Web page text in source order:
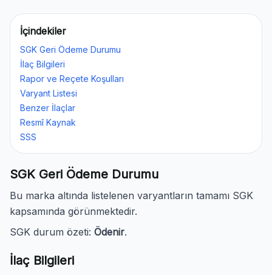
İçindekiler
SGK Geri Ödeme Durumu
İlaç Bilgileri
Rapor ve Reçete Koşulları
Varyant Listesi
Benzer İlaçlar
Resmî Kaynak
SSS
SGK Geri Ödeme Durumu
Bu marka altında listelenen varyantların tamamı SGK
kapsamında görünmektedir.
SGK durum özeti: Ödenir.
İlaç Bilgileri